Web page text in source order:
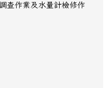
查作業及水量計檢修作